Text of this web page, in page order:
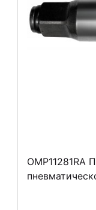
OMP11281RA